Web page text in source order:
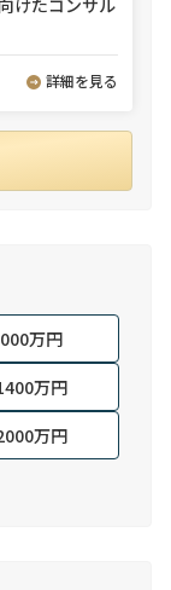
けたコンサル
詳細を見る
万円
万円
万円